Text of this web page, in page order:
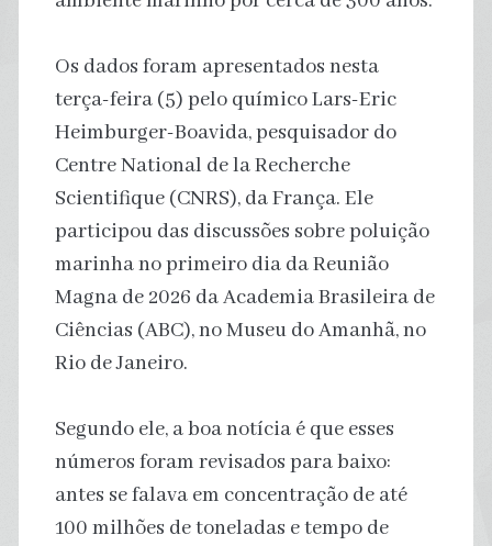
Os dados foram apresentados nesta
terça-feira (5) pelo químico Lars-Eric
Heimburger-Boavida, pesquisador do
Centre National de la Recherche
Scientifique (CNRS), da França. Ele
participou das discussões sobre poluição
marinha no primeiro dia da Reunião
Magna de 2026 da Academia Brasileira de
Ciências (ABC), no Museu do Amanhã, no
Rio de Janeiro.
Segundo ele, a boa notícia é que esses
números foram revisados para baixo:
antes se falava em concentração de até
100 milhões de toneladas e tempo de